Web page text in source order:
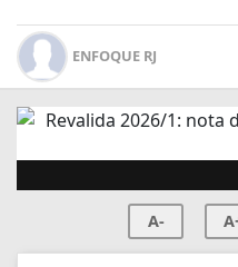
ENFOQUE RJ
A-